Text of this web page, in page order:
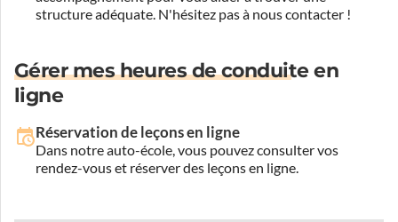
structure adéquate. N'hésitez pas à nous contacter !
Gérer mes heures de conduite en
ligne
Réservation de leçons en ligne
Dans notre auto-école, vous pouvez consulter vos
rendez-vous et réserver des leçons en ligne.